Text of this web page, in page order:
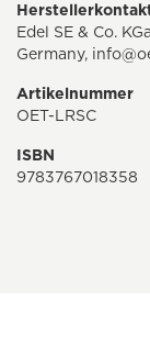
Edel SE & Co.
Germany,
Artikelnummer
OET-LRSC
ISBN
9783767018358